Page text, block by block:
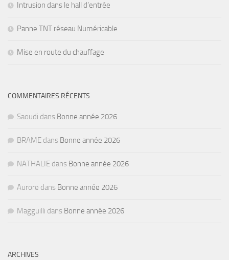
Intrusion dans le hall d’entrée
Panne TNT réseau Numéricable
Mise en route du chauffage
COMMENTAIRES RÉCENTS
Saoudi dans Bonne année 2026
BRAME dans Bonne année 2026
NATHALIE dans Bonne année 2026
Aurore dans Bonne année 2026
Magguilli dans Bonne année 2026
ARCHIVES